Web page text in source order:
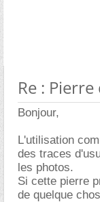
Re :
Bonjour,
L'utilisation
des traces
les photos.
Si cette pierre
de quelque